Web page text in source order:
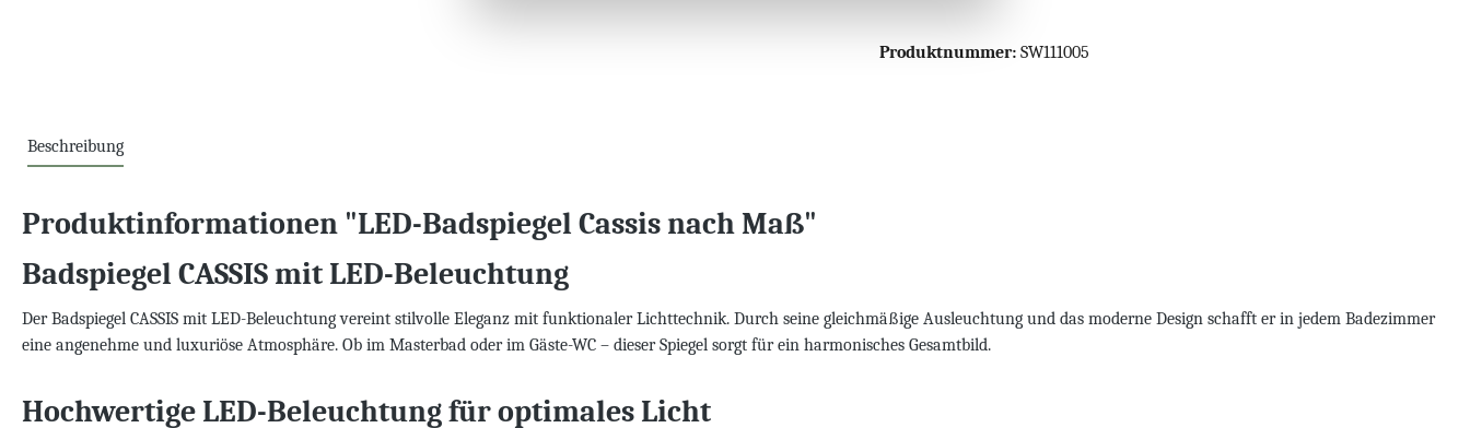
Produktnummer: SW111005
Beschreibung
Produktinformationen "LED-Badspiegel Cassis nach Maß"
Badspiegel CASSIS mit LED-Beleuchtung
Der Badspiegel CASSIS mit LED-Beleuchtung vereint stilvolle Eleganz mit funktionaler Lichttechnik. Durch seine gleichmäßige Ausleuchtung und das moderne Design schafft er in jedem Badezimmer
eine angenehme und luxuriöse Atmosphäre. Ob im Masterbad oder im Gäste-WC – dieser Spiegel sorgt für ein harmonisches Gesamtbild.
Hochwertige LED-Beleuchtung für optimales Licht